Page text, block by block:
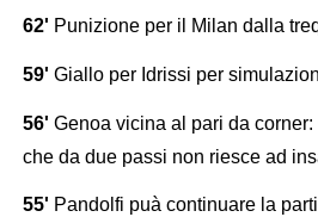
62' Punizione per il Milan dalla
59' Giallo per Idrissi per
56' Genoa vicina al pari da
che da due passi non riesce ad
55' Pandolfi puà continuare la